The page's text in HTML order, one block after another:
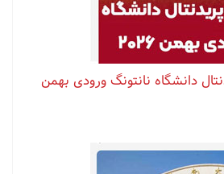
دانشگاه نانتونگ ورودی بهمن